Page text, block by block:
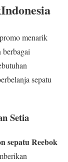
menarik
sepatu
Setia
sepatu Reebok